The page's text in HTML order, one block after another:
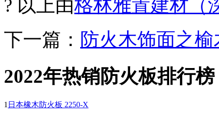
? 以上由格林雅置建材（
下一篇： 防火木饰面之榆
2022年热销防火板排行榜
1 日本橡木防火板 2250-X